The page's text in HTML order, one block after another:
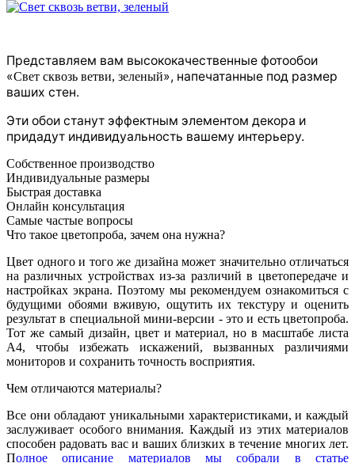
Представляем вам высококачественные фотообои
«Свет сквозь ветви, зеленый», напечатанные под размер
ваших стен.
Эти обои станут эффектным элементом декора и
придадут индивидуальность вашему интерьеру.
Собственное производство
Индивидуальные размеры
Быстрая доставка
Онлайн консультация
Самые частые вопросы
Что такое цветопроба, зачем она нужна?
Цвет одного и того же дизайна может значительно отличаться
на различных устройствах из-за различий в цветопередаче и
настройках экрана. Поэтому мы рекомендуем ознакомиться с
будущими обоями вживую, ощутить их текстуру и оценить
результат в специальной мини-версии - это и есть цветопроба.
Тот же самый дизайн, цвет и материал, но в масштабе листа
А4, чтобы избежать искажений, вызванных различиями
мониторов и сохранить точность восприятия.
Чем отличаются материалы?
Все они обладают уникальными характеристиками, и каждый
заслуживает особого внимания. Каждый из этих материалов
способен радовать вас и ваших близких в течение многих лет.
Полное описание материалов мы собрали в статье